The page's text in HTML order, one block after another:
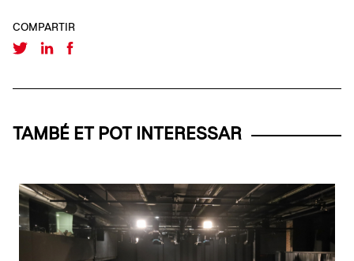
COMPARTIR
TAMBÉ ET POT INTERESSAR